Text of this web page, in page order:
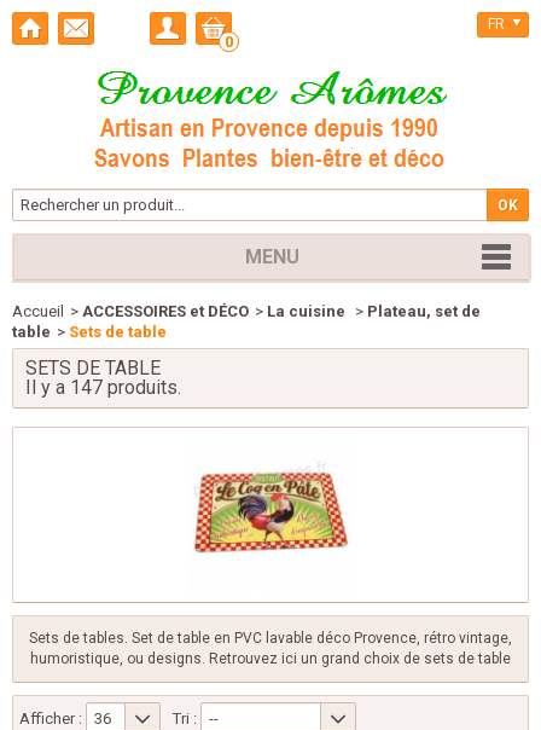
0
FR
MENU
Accueil > ACCESSOIRES et DÉCO > La cuisine > Plateau, set de
table > Sets de table
SETS DE TABLE
Il y a 147 produits.
Sets de tables. Set de table en PVC lavable déco Provence, rétro vintage,
humoristique, ou designs. Retrouvez ici un grand choix de sets de table
Afficher : 36 Tri : --